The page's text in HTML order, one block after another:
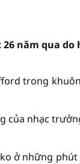
năm qua
trong
của nhạc
ở những